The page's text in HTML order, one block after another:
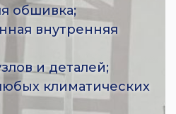
обшивка;
внутренняя
и деталей;
климатических